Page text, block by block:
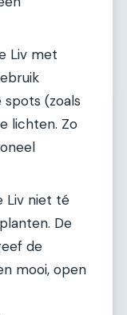
Liv met
(zoals
lichten. Zo
Liv niet té
De
de
mooi, open